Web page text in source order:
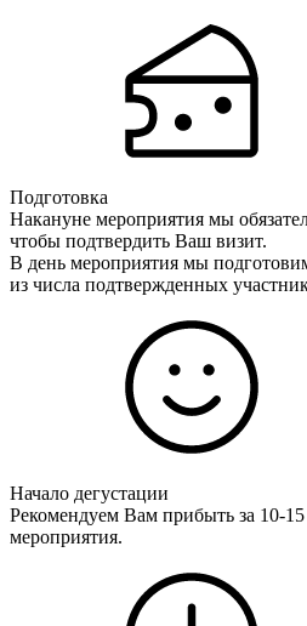
Подготовка
Накануне мероприятия мы
чтобы подтвердить Ваш визит.
В день мероприятия мы
из числа подтвержденных
Начало дегустации
Рекомендуем Вам прибыть за 10-
мероприятия.